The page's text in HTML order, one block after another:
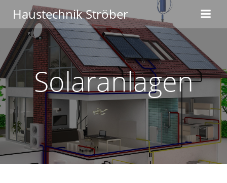
Haustechnik Ströber
Solaranlagen